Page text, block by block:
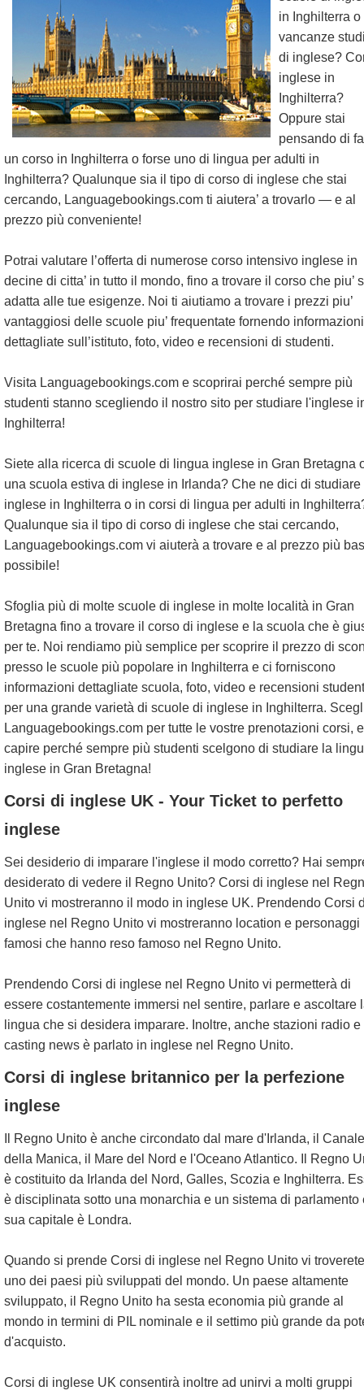
in Inghilterra o
vancanze
di inglese?
inglese in
Inghilterra?
Oppure stai
pensando di
un corso in Inghilterra o forse uno di lingua per adulti in
Inghilterra? Qualunque sia il tipo di corso di inglese che stai
cercando, Languagebookings.com ti aiutera’ a trovarlo — e al
prezzo più conveniente!
Potrai valutare l’offerta di numerose corso intensivo inglese in
decine di citta’ in tutto il mondo, fino a trovare il corso che piu’
adatta alle tue esigenze. Noi ti aiutiamo a trovare i prezzi piu’
vantaggiosi delle scuole piu’ frequentate fornendo informazioni
dettagliate sull’istituto, foto, video e recensioni di studenti.
Visita Languagebookings.com e scoprirai perché sempre più
studenti stanno scegliendo il nostro sito per studiare l'inglese
Inghilterra!
Siete alla ricerca di scuole di lingua inglese in Gran Bretagna
una scuola estiva di inglese in Irlanda? Che ne dici di studiare
inglese in Inghilterra o in corsi di lingua per adulti in
Qualunque sia il tipo di corso di inglese che stai cercando,
Languagebookings.com vi aiuterà a trovare e al prezzo più
possibile!
Sfoglia più di molte scuole di inglese in molte località in Gran
Bretagna fino a trovare il corso di inglese e la scuola che è
per te. Noi rendiamo più semplice per scoprire il prezzo di
presso le scuole più popolare in Inghilterra e ci forniscono
informazioni dettagliate scuola, foto, video e recensioni
per una grande varietà di scuole di inglese in Inghilterra.
Languagebookings.com per tutte le vostre prenotazioni corsi, e
capire perché sempre più studenti scelgono di studiare la
inglese in Gran Bretagna!
Corsi di inglese UK - Your Ticket to perfetto
inglese
Sei desiderio di imparare l'inglese il modo corretto? Hai
desiderato di vedere il Regno Unito? Corsi di inglese nel
Unito vi mostreranno il modo in inglese UK. Prendendo Corsi
inglese nel Regno Unito vi mostreranno location e personaggi
famosi che hanno reso famoso nel Regno Unito.
Prendendo Corsi di inglese nel Regno Unito vi permetterà di
essere costantemente immersi nel sentire, parlare e ascoltare
lingua che si desidera imparare. Inoltre, anche stazioni radio e
casting news è parlato in inglese nel Regno Unito.
Corsi di inglese britannico per la perfezione
inglese
Il Regno Unito è anche circondato dal mare d'Irlanda, il Canale
della Manica, il Mare del Nord e l'Oceano Atlantico. Il Regno
è costituito da Irlanda del Nord, Galles, Scozia e Inghilterra.
è disciplinata sotto una monarchia e un sistema di parlamento
sua capitale è Londra.
Quando si prende Corsi di inglese nel Regno Unito vi
uno dei paesi più sviluppati del mondo. Un paese altamente
sviluppato, il Regno Unito ha sesta economia più grande al
mondo in termini di PIL nominale e il settimo più grande da
d'acquisto.
Corsi di inglese UK consentirà inoltre ad unirvi a molti gruppi